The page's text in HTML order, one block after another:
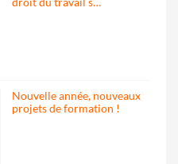
Nouvelle année, nouveaux
projets de formation !